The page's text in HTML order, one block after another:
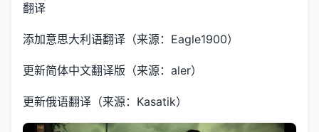
翻译
添加意思大利语翻译（来源：Eagle1900）
更新简体中文翻译版（来源：aler）
更新俄语翻译（来源：Kasatik）